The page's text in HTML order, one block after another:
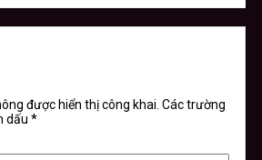
được hiển thị công khai. Các trường
dấu *